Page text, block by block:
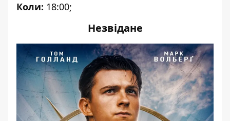
Коли: 18:00;
Незвідане